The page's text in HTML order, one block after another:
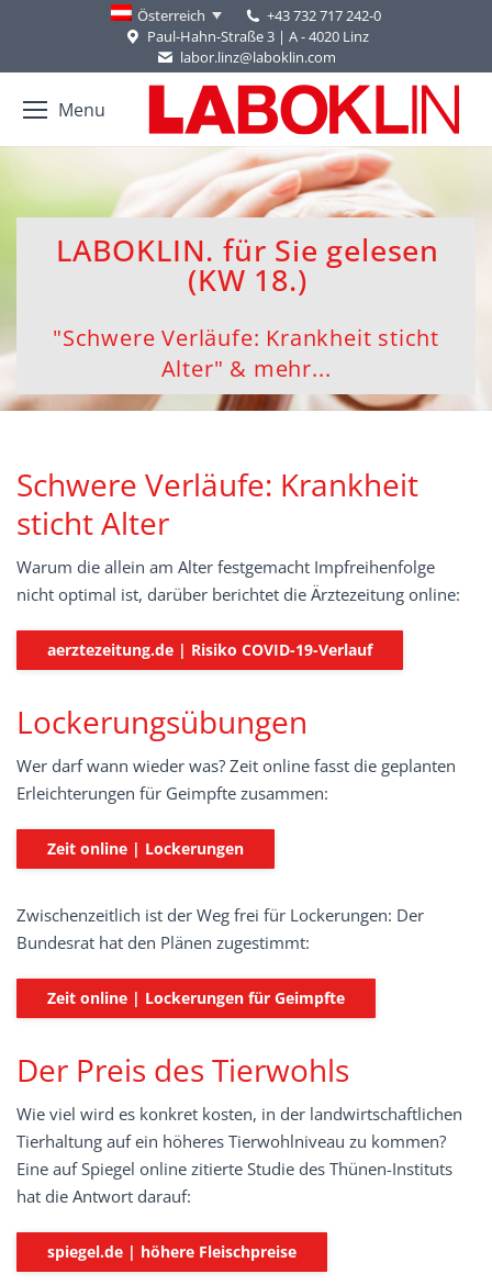
Österreich
+43 732 717 242-0
Paul-Hahn-Straße 3 | A - 4020 Linz
labor.linz@laboklin.com
Menu
LABOKLIN. für Sie gelesen
(KW 18.)
"Schwere Verläufe: Krankheit sticht
Alter" & mehr...
Schwere Verläufe: Krankheit
sticht Alter
Warum die allein am Alter festgemacht Impfreihenfolge
nicht optimal ist, darüber berichtet die Ärztezeitung online:
aerztezeitung.de | Risiko COVID-19-Verlauf
Lockerungsübungen
Wer darf wann wieder was? Zeit online fasst die geplanten
Erleichterungen für Geimpfte zusammen:
Zeit online | Lockerungen
Zwischenzeitlich ist der Weg frei für Lockerungen: Der
Bundesrat hat den Plänen zugestimmt:
Zeit online | Lockerungen für Geimpfte
Der Preis des Tierwohls
Wie viel wird es konkret kosten, in der landwirtschaftlichen
Tierhaltung auf ein höheres Tierwohlniveau zu kommen?
Eine auf Spiegel online zitierte Studie des Thünen-Instituts
hat die Antwort darauf:
spiegel.de | höhere Fleischpreise